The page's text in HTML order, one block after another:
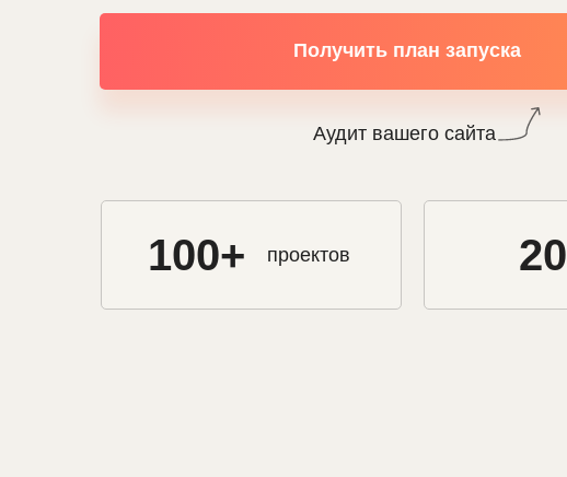
20
100+ проектов
Получить план запуска
Аудит вашего сайта